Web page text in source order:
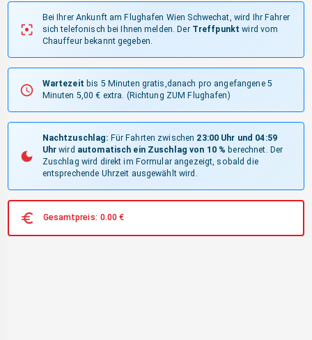
Bei Ihrer Ankunft am Flughafen Wien Schwechat, wird Ihr Fahrer
sich telefonisch bei Ihnen melden. Der Treffpunkt wird vom
Chauffeur bekannt gegeben.
Wartezeit bis 5 Minuten gratis,danach pro angefangene 5
Minuten 5,00 € extra. (Richtung ZUM Flughafen)
Nachtzuschlag: Für Fahrten zwischen 23:00 Uhr und 04:59
Uhr wird automatisch ein Zuschlag von 10 % berechnet. Der
Zuschlag wird direkt im Formular angezeigt, sobald die
entsprechende Uhrzeit ausgewählt wird.
Gesamtpreis: 0.00 €